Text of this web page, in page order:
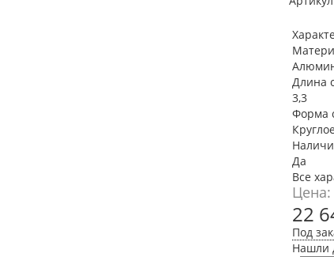
Длина
3,3
Форма
Круглое
Да
Все
Цена:
22
Под
Нашли